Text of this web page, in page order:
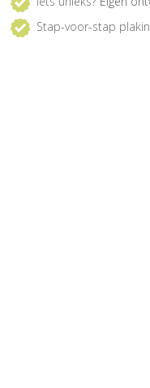
Stap-voor-stap